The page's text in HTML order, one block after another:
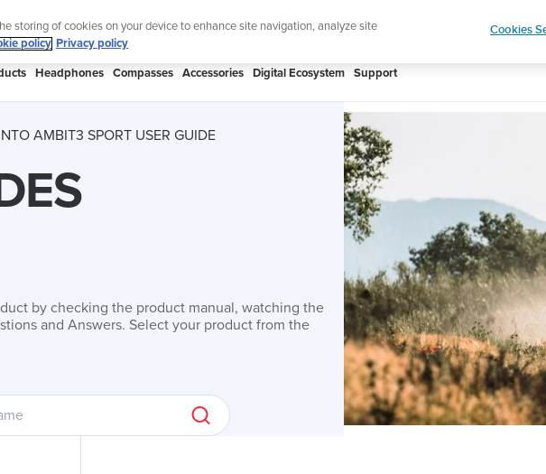
Lightweight sports watch designed for runners Shop
Headphones Compasses Accessories Digital Ecosystem Support
AMBIT3 SPORT USER GUIDE
by checking the product manual, watching the
and Answers. Select your product from the
storing of cookies on your device to enhance site navigation, analyze site
policy Privacy policy
Cookies